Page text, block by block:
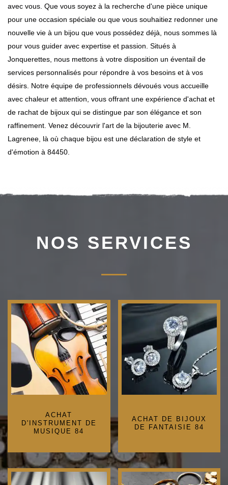
avec vous. Que vous soyez à la recherche d'une pièce unique
pour une occasion spéciale ou que vous souhaitiez redonner une
nouvelle vie à un bijou que vous possédez déjà, nous sommes là
pour vous guider avec expertise et passion. Situés à
Jonquerettes, nous mettons à votre disposition un éventail de
services personnalisés pour répondre à vos besoins et à vos
désirs. Notre équipe de professionnels dévoués vous accueille
avec chaleur et attention, vous offrant une expérience d'achat et
de rachat de bijoux qui se distingue par son élégance et son
raffinement. Venez découvrir l'art de la bijouterie avec M.
Lagrenee, là où chaque bijou est une déclaration de style et
d'émotion à 84450.
NOS SERVICES
ACHAT
D'INSTRUMENT DE
MUSIQUE 84
ACHAT DE BIJOUX
DE FANTAISIE 84